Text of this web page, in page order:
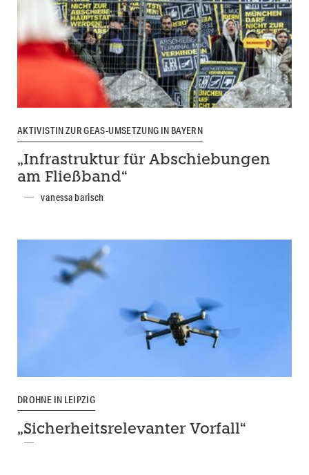
AKTIVISTIN ZUR GEAS-UMSETZUNG IN BAYERN
„Infrastruktur für Abschiebungen
am Fließband“
vanessa barisch
DROHNE IN LEIPZIG
„Sicherheitsrelevanter Vorfall“